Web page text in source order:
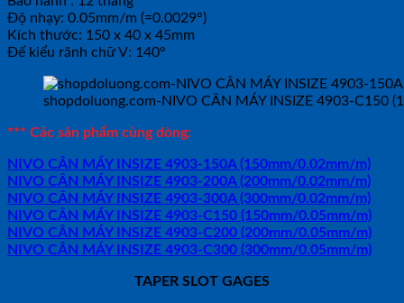
Độ nhạy: 0.05mm/m (=0.0029°)
Kích thước: 150 x 40 x 45mm
Đế kiểu rãnh chữ V: 140°
shopdoluong.com-NIVO CÂN MÁY INSIZE 4903-C150
*** Các sản phẩm cùng dòng:
NIVO CÂN MÁY INSIZE 4903-150A (150mm/0.02mm/m)
NIVO CÂN MÁY INSIZE 4903-200A (200mm/0.02mm/m)
NIVO CÂN MÁY INSIZE 4903-300A (300mm/0.02mm/m)
NIVO CÂN MÁY INSIZE 4903-C150 (150mm/0.05mm/m)
NIVO CÂN MÁY INSIZE 4903-C200 (200mm/0.05mm/m)
NIVO CÂN MÁY INSIZE 4903-C300 (300mm/0.05mm/m)
TAPER SLOT GAGES